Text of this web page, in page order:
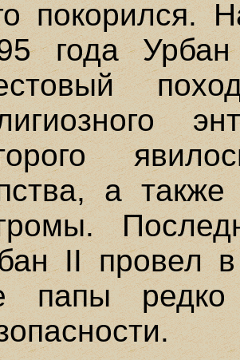
покорился.
года
а
II провел
папы